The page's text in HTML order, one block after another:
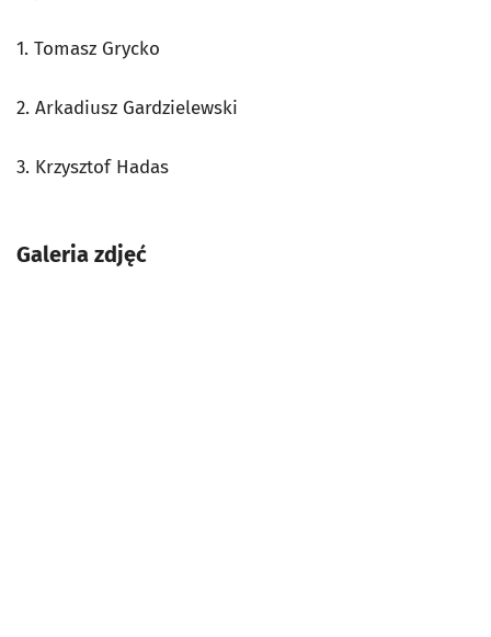
1. Tomasz Grycko
2. Arkadiusz Gardzielewski
3. Krzysztof Hadas
Galeria zdjęć